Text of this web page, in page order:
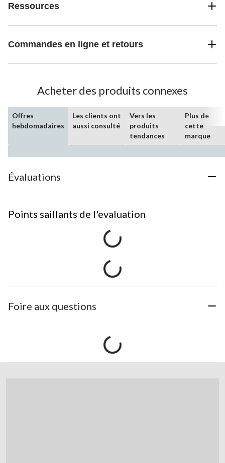
Ressources
Commandes en ligne et retours
Acheter des produits connexes
Offres
hebdomadaires
Les clients ont
aussi consulté
Vers les
produits
tendances
Plus de
cette
marque
Évaluations
Points saillants de l'evaluation
Foire aux questions